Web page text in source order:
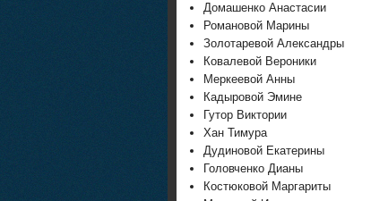
Домашенко Анастасии
Романовой Марины
Золотаревой Александры
Ковалевой Вероники
Меркеевой Анны
Кадыровой Эмине
Гутор Виктории
Хан Тимура
Дудиновой Екатерины
Головченко Дианы
Костюковой Маргариты